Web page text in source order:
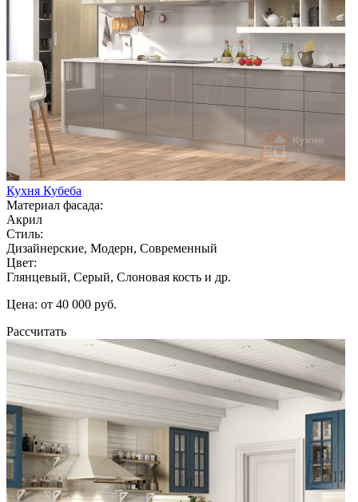
Кухня Кубеба
Материал фасада:
Акрил
Стиль:
Дизайнерские, Модерн, Современный
Цвет:
Глянцевый, Серый, Слоновая кость и др.
Цена: от 40 000 руб.
Рассчитать